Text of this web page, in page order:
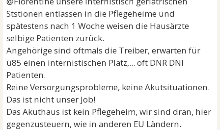
Ststionen entlassen in die Pflegeheime und
spätestens nach 1 Woche weisen die Hausärzte
selbige Patienten zurück.
Angehörige sind oftmals die Treiber, erwarten für
ü85 einen internistischen Platz,... oft DNR DNI
Patienten.
Reine Versorgungsprobleme, keine Akutsituationen.
Das ist nicht unser Job!
Das Akuthaus ist kein Pflegeheim, wir sind dran, hier
gegenzusteuern, wie in anderen EU Ländern.